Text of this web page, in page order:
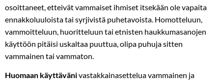
osoittaneet, etteivät vammaiset ihmiset itsekään ole vapaita
ennakkoluuloista tai syrjivistä puhetavoista. Homotteluun,
vammoitteluun, huoritteluun tai etnisten haukkumasanojen
käyttöön pitäisi uskaltaa puuttua, olipa puhuja sitten
vammainen tai vammaton.
Huomaan käyttävänivastakkainasettelua vammainen ja